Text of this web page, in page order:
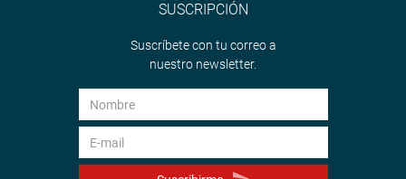
SUSCRIPCIÓN
Suscríbete con tu correo a
nuestro newsletter.